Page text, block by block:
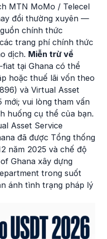
MTN MoMo / Telecel
đổi thường xuyên —
chính thức
trang phí chính thức
dịch. Miễn trừ về
tại Ghana có thể
hoặc thuế lãi vốn theo
và Virtual Asset
mới; vui lòng tham vấn
huống cụ thể của bạn.
Asset Service
đã được Tổng thống
năm 2025 và chế độ
Ghana xây dựng
trong suốt
ánh tình trạng pháp lý